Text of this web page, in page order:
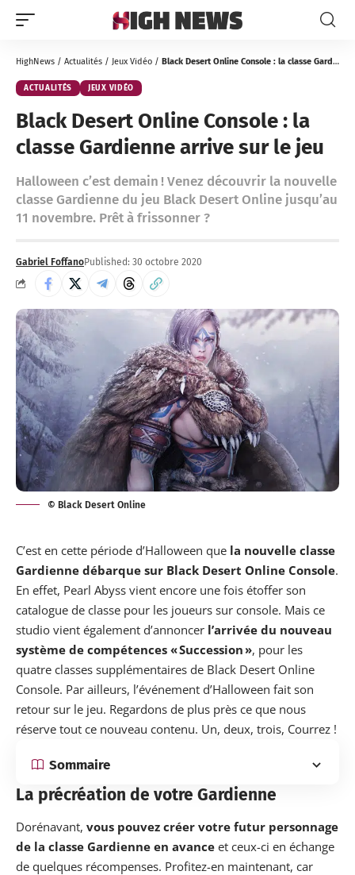
HighNews / Actualités / Jeux Vidéo / Black Desert Online Console : la classe Gardienne arrive sur le jeu
ACTUALITÉS JEUX VIDÉO
Black Desert Online Console : la
classe Gardienne arrive sur le jeu
Halloween c’est demain ! Venez découvrir la nouvelle
classe Gardienne du jeu Black Desert Online jusqu’au
11 novembre. Prêt à frissonner ?
Gabriel FoffanoPublished: 30 octobre 2020
© Black Desert Online
C’est en cette période d’Halloween que la nouvelle classe
Gardienne débarque sur Black Desert Online Console.
En effet, Pearl Abyss vient encore une fois étoffer son
catalogue de classe pour les joueurs sur console. Mais ce
studio vient également d’annoncer l’arrivée du nouveau
système de compétences « Succession », pour les
quatre classes supplémentaires de Black Desert Online
Console. Par ailleurs, l’événement d’Halloween fait son
retour sur le jeu. Regardons de plus près ce que nous
réserve tout ce nouveau contenu. Un, deux, trois, Courrez !
Sommaire
La précréation de votre Gardienne
Dorénavant, vous pouvez créer votre futur personnage
de la classe Gardienne en avance et ceux-ci en échange
de quelques récompenses. Profitez-en maintenant, car